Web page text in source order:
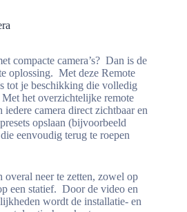
compacte camera’s? Dan is de
oplossing. Met deze Remote
tot je beschikking die volledig
het overzichtelijke remote
camera direct zichtbaar en
opslaan (bijvoorbeeld
eenvoudig terug te roepen
overal neer te zetten, zowel op
een statief. Door de video en
wordt de installatie- en